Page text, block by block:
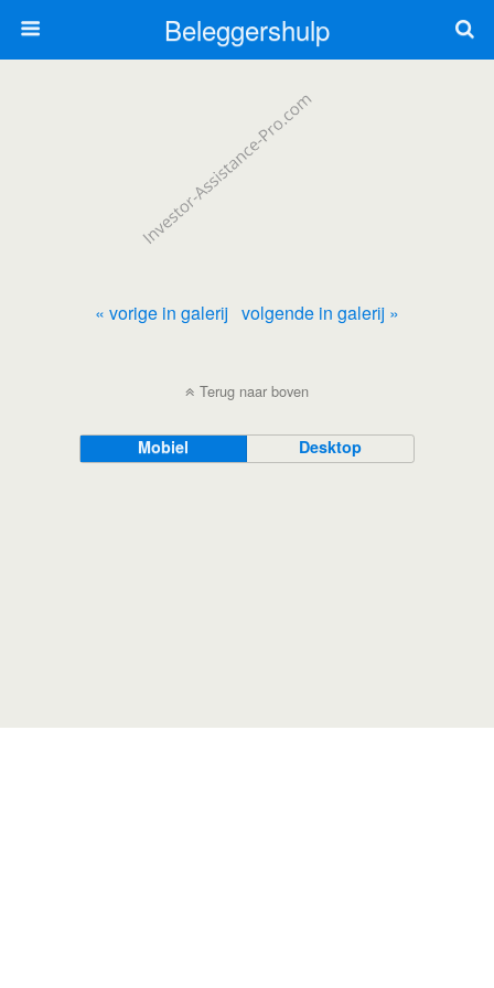
Beleggershulp
« vorige in galerij volgende in galerij »
Terug naar boven
Mobiel Desktop